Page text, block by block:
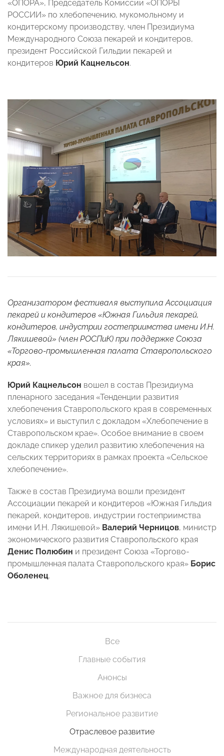
«ОПОРА», Председатель Комиссии «ОПОРЫ
РОССИИ» по хлебопечению, мукомольному и
кондитерскому производству, член Президиума
Международного Союза пекарей и кондитеров,
президент Российской Гильдии пекарей и
кондитеров Юрий Кацнельсон.
Организатором фестиваля выступила Ассоциация
пекарей и кондитеров «Южная Гильдия пекарей,
кондитеров, индустрии гостеприимства имени И.Н.
Лякишевой» (член РОСПиК) при поддержке Союза
«Торгово-промышленная палата Ставропольского
края».
Юрий Кацнельсон вошел в состав Президиума
пленарного заседания «Тенденции развития
хлебопечения Ставропольского края в современных
условиях» и выступил с докладом «Хлебопечение в
Ставропольском крае». Особое внимание в своем
докладе спикер уделил развитию хлебопечения на
сельских территориях в рамках проекта «Сельское
хлебопечение».
Также в состав Президиума вошли президент
Ассоциации пекарей и кондитеров «Южная Гильдия
пекарей, кондитеров, индустрии гостеприимства
имени И.Н. Лякишевой» Валерий Черницов, министр
экономического развития Ставропольского края
Денис Полюбин и президент Союза «Торгово-
промышленная палата Ставропольского края» Борис
Оболенец.
Все
Главные события
Анонсы
Важное для бизнеса
Региональное развитие
Отраслевое развитие
Международная деятельность